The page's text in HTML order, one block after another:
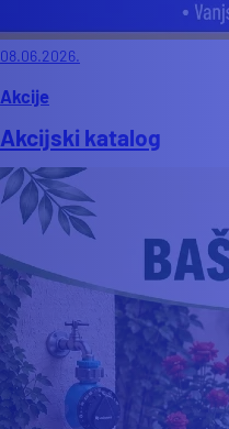
08.06.2026.
Akcije
Akcijski katalog